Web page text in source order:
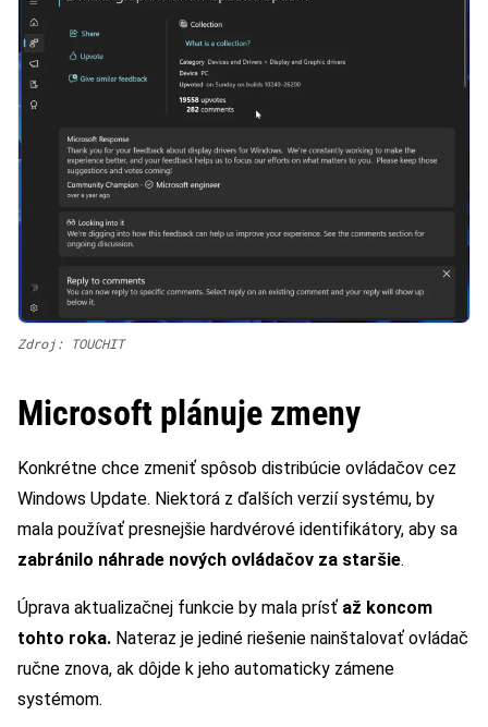
Zdroj: TOUCHIT
Microsoft plánuje zmeny
Konkrétne chce zmeniť spôsob distribúcie ovládačov cez
Windows Update. Niektorá z ďalších verzií systému, by
mala používať presnejšie hardvérové identifikátory, aby sa
zabránilo náhrade nových ovládačov za staršie.
Úprava aktualizačnej funkcie by mala prísť až koncom
tohto roka. Nateraz je jediné riešenie nainštalovať ovládač
ručne znova, ak dôjde k jeho automaticky zámene
systémom.